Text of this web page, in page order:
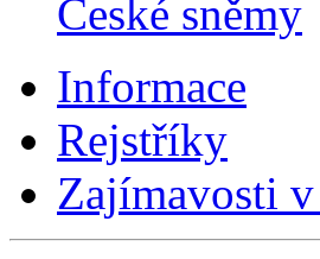
České sněmy
Informace
Rejstříky
Zajímavosti